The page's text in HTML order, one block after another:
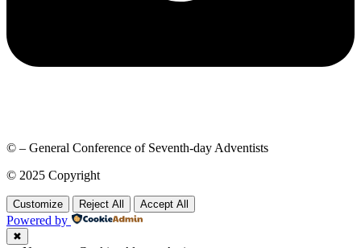
© – General Conference of Seventh-day Adventists
© 2025 Copyright
Customize Reject All Accept All
Powered by
✖